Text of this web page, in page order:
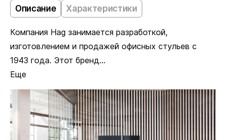
Описание Характеристики
Компания Hag занимается разработкой,
изготовлением и продажей офисных стульев с
1943 года. Этот бренд...
Еще